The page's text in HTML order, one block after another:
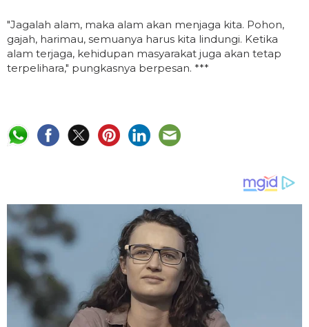
"Jagalah alam, maka alam akan menjaga kita. Pohon,
gajah, harimau, semuanya harus kita lindungi. Ketika
alam terjaga, kehidupan masyarakat juga akan tetap
terpelihara," pungkasnya berpesan. ***